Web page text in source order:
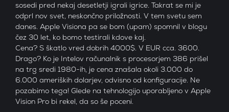
sosedi pred nekaj desetletji igrali igrice. Takrat se mi je
odprl nov svet, neskončno priložnosti. V tem svetu sem
danes. Apple Visiona pa se bom (upam) spomnil v blogu
čez 30 let, ko bomo testirali kdove kaj.
Cena? S škatlo vred dobrih 4000$. V EUR cca. 3600.
Drago? Ko je Intelov računalnik s procesorjem 386 prišel
na trg sredi 1980-ih, je cena znašala okoli 3.000 do
6.000 ameriških dolarjev, odvisno od konfiguracije. Ne
pozabimo tega! Glede na tehnologijo uporabljeno v Apple
Vision Pro bi rekel, da so še poceni.